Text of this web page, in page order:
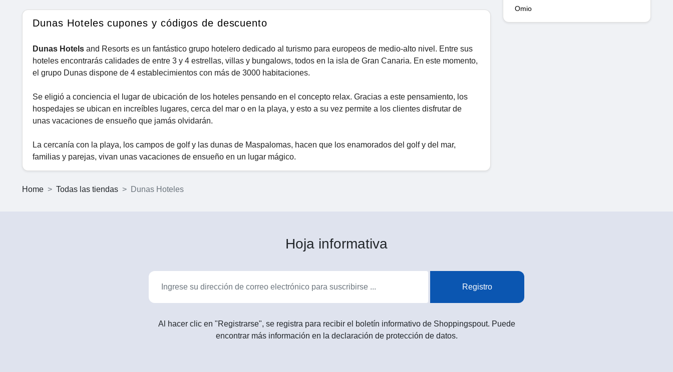
Dunas Hoteles cupones y códigos de descuento
Dunas Hotels and Resorts es un fantástico grupo hotelero dedicado al turismo para europeos de medio-alto nivel. Entre sus
hoteles encontrarás calidades de entre 3 y 4 estrellas, villas y bungalows, todos en la isla de Gran Canaria. En este momento,
el grupo Dunas dispone de 4 establecimientos con más de 3000 habitaciones.
Se eligió a conciencia el lugar de ubicación de los hoteles pensando en el concepto relax. Gracias a este pensamiento, los
hospedajes se ubican en increíbles lugares, cerca del mar o en la playa, y esto a su vez permite a los clientes disfrutar de
unas vacaciones de ensueño que jamás olvidarán.
La cercanía con la playa, los campos de golf y las dunas de Maspalomas, hacen que los enamorados del golf y del mar,
familias y parejas, vivan unas vacaciones de ensueño en un lugar mágico.
Omio
Home Todas las tiendas Dunas Hoteles
Hoja informativa
Registro
Al hacer clic en "Registrarse", se registra para recibir el boletín informativo de Shoppingspout. Puede
encontrar más información en la declaración de protección de datos.